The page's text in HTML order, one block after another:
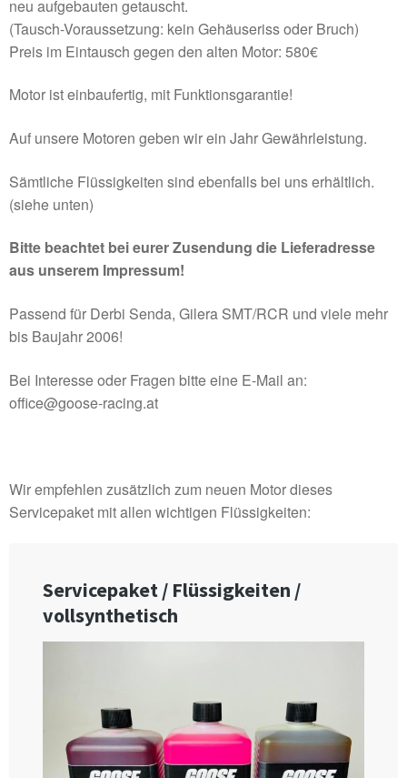
neu aufgebauten getauscht.
(Tausch-Voraussetzung: kein Gehäuseriss oder Bruch)
Preis im Eintausch gegen den alten Motor: 580€
Motor ist einbaufertig, mit Funktionsgarantie!
Auf unsere Motoren geben wir ein Jahr Gewährleistung.
Sämtliche Flüssigkeiten sind ebenfalls bei uns erhältlich.
(siehe unten)
Bitte beachtet bei eurer Zusendung die Lieferadresse
aus unserem Impressum!
Passend für Derbi Senda, Gilera SMT/RCR und viele mehr
bis Baujahr 2006!
Bei Interesse oder Fragen bitte eine E-Mail an:
office@goose-racing.at
Wir empfehlen zusätzlich zum neuen Motor dieses
Servicepaket mit allen wichtigen Flüssigkeiten: